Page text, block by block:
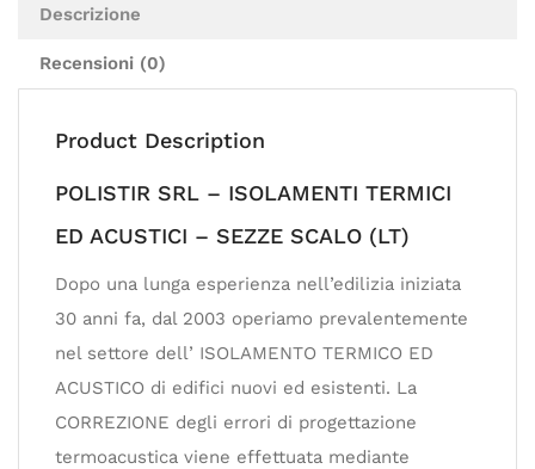
Descrizione
Recensioni (0)
Product Description
POLISTIR SRL – ISOLAMENTI TERMICI
ED ACUSTICI – SEZZE SCALO (LT)
Dopo una lunga esperienza nell’edilizia iniziata
30 anni fa, dal 2003 operiamo prevalentemente
nel settore dell’ ISOLAMENTO TERMICO ED
ACUSTICO di edifici nuovi ed esistenti. La
CORREZIONE degli errori di progettazione
termoacustica viene effettuata mediante